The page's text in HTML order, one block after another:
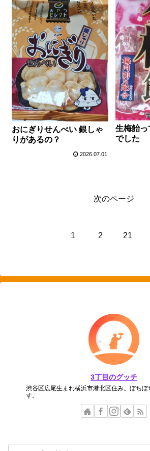
おにぎりせんべい 銀しゃ
りがあるの？
2026.07.01
生梅飴っ
でした
次のページ
1 2 21
3丁目のグッチ
渋谷区広尾生まれ横浜市港北区住み。ぼちぼ
す。